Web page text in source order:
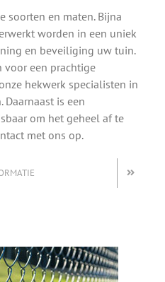
soorten en maten. Bijna
worden in een uniek
en beveiliging uw tuin.
voor een prachtige
hekwerk specialisten in
is een
om het geheel af te
met ons op.